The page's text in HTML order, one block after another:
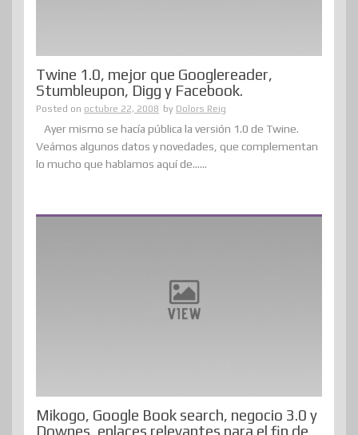
Twine 1.0, mejor que Googlereader,
Stumbleupon, Digg y Facebook.
Posted on octubre 22, 2008 by Dolors Reig
Ayer mismo se hacía pública la versión 1.0 de Twine.
Veámos algunos datos y novedades, que complementan
lo mucho que hablamos aquí de......
Mikogo, Google Book search, negocio 3.0 y
Downes, enlaces relevantes para el fin de